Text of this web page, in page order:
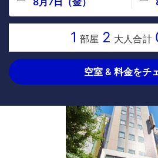
1 部屋 2 大人合計
空室 & 料金をチ